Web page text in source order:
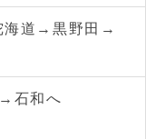
海道→黒野田→
→石和へ